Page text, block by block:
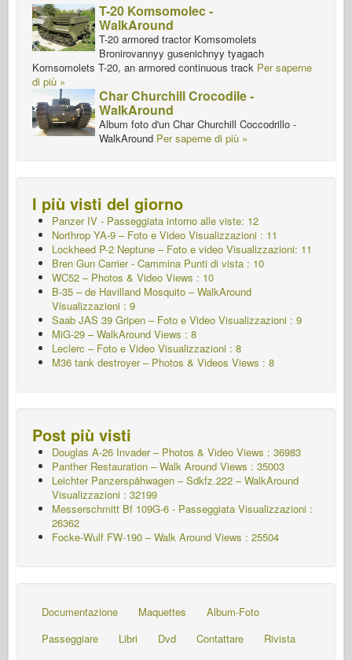
T-20 Komsomolec -
WalkAround
T-20 armored tractor Komsomolets
Bronirovannyy gusenichnyy tyagach
Komsomolets T-20, an armored continuous track Per saperne
di più »
Char Churchill Crocodile -
WalkAround
Album foto d'un Char Churchill Coccodrillo -
WalkAround Per saperne di più »
I più visti del giorno
Panzer IV - Passeggiata intorno alle viste: 12
Northrop YA-9 – Foto e Video Visualizzazioni : 11
Lockheed P-2 Neptune – Foto e video Visualizzazioni: 11
Bren Gun Carrier - Cammina Punti di vista : 10
WC52 – Photos & Video Views : 10
B-35 – de Havilland Mosquito – WalkAround
Visualizzazioni : 9
Saab JAS 39 Gripen – Foto e Video Visualizzazioni : 9
MiG-29 – WalkAround Views : 8
Leclerc – Foto e Video Visualizzazioni : 8
M36 tank destroyer – Photos & Videos Views : 8
Post più visti
Douglas A-26 Invader – Photos & Video Views : 36983
Panther Restauration – Walk Around Views : 35003
Leichter Panzerspähwagen – Sdkfz.222 – WalkAround
Visualizzazioni : 32199
Messerschmitt Bf 109G-6 - Passeggiata Visualizzazioni :
26362
Focke-Wulf FW-190 – Walk Around Views : 25504
Documentazione Maquettes
Album-Foto
Passeggiare
Libri Dvd Contattare
Rivista